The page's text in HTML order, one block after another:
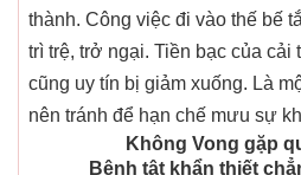
thành. Công việc đi vào thế bế
trì trệ, trở ngại. Tiền bạc của cải
cũng uy tín bị giảm xuống. Là
nên tránh để hạn chế mưu sự
Không Vong gặp
Bệnh tật khẩn thiết